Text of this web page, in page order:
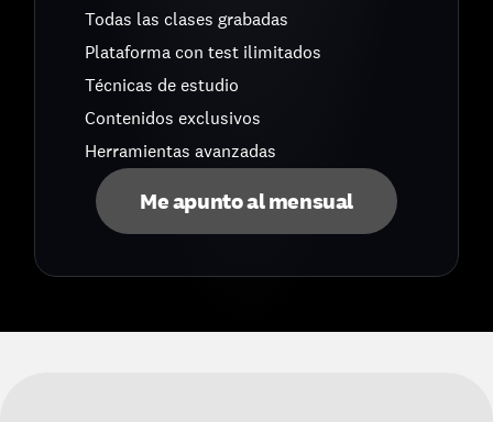
Todas las clases grabadas
Plataforma con test ilimitados
Técnicas de estudio
Contenidos exclusivos
Herramientas avanzadas
Me apunto al mensual